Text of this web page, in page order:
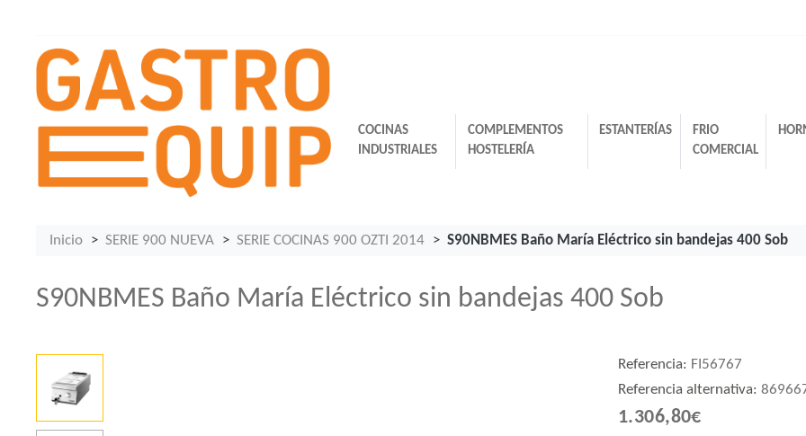
COCINAS
INDUSTRIALES
COMPLEMENTOS
HOSTELERÍA
ESTANTERÍAS
FRIO
COMERCIAL
Inicio SERIE 900 NUEVA SERIE COCINAS 900 OZTI 2014 S90NBMES Baño María Eléctrico sin bandejas 400 Sob
S90NBMES Baño María Eléctrico sin bandejas 400 Sob
Referencia: FI56767
Referencia alternativa:
1.306,80€